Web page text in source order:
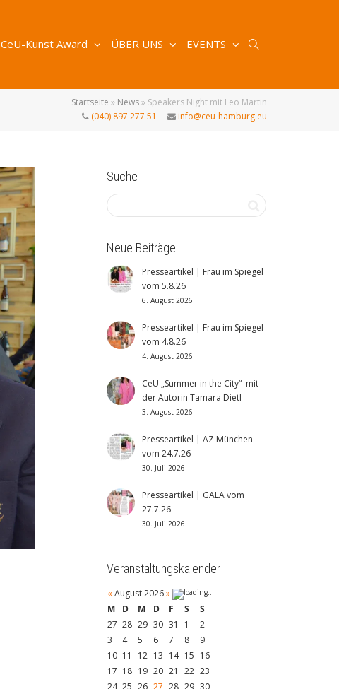
CeU-Kunst Award ÜBER UNS EVENTS
Startseite » News» Speakers Night mit Leo Martin
(040) 897 277 51
info@ceu-hamburg.eu
Suche
Neue Beiträge
Presseartikel | Frau im Spiegel
vom 5.8.26
6. August 2026
Presseartikel | Frau im Spiegel
vom 4.8.26
4. August 2026
CeU „Summer in the City“ mit
der Autorin Tamara Dietl
3. August 2026
Presseartikel | AZ München
vom 24.7.26
30. Juli 2026
Presseartikel | GALA vom
27.7.26
30. Juli 2026
Veranstaltungskalender
« August 2026 »
M
D M D F S
S
27 28 29 30 31 1
2
3
4 5 6 7 8
9
10 11 12 13 14 15 16
17 18 19 20 21 22 23
24 25 26 27 28 29 30